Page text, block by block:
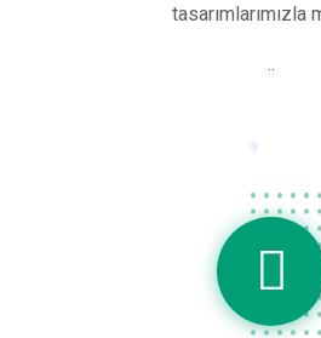
tasarımlarımızla
..